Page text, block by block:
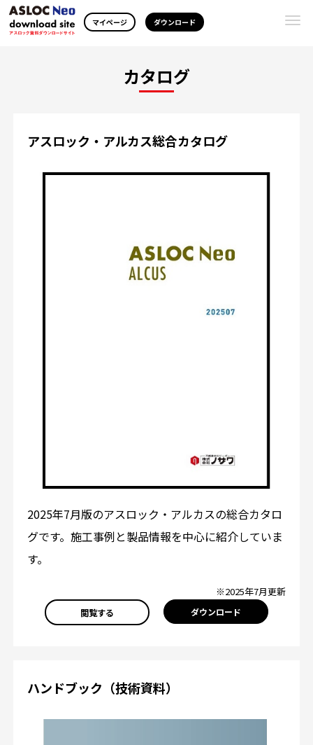
マイページ ダウンロード
カタログ
アスロック・アルカス総合カタログ
2025年7月版のアスロック・アルカスの総合カタロ
グです。施工事例と製品情報を中心に紹介していま
す。
※2025年7月更新
閲覧する ダウンロード
ハンドブック（技術資料）